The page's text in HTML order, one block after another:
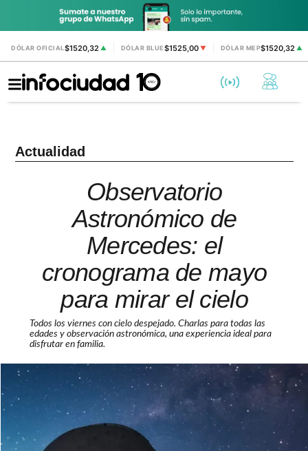
DÓLAR OFICIAL$1520,32 ▲ DÓLAR BLUE$1525,00 ▼ DÓLAR MEP$1520,32 ▲
Actualidad
Observatorio
Astronómico de
Mercedes: el
cronograma de mayo
para mirar el cielo
Todos los viernes con cielo despejado. Charlas para todas las
edades y observación astronómica, una experiencia ideal para
disfrutar en familia.